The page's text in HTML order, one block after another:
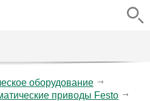
оборудование
приводы Festo